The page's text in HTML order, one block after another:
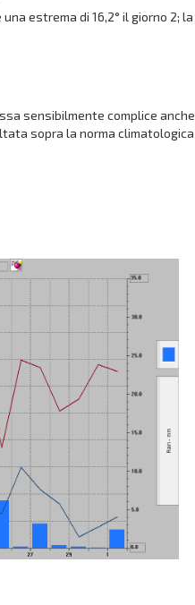
estrema di 16,2° il giorno 2; la
sensibilmente complice anche
sopra la norma climatologica